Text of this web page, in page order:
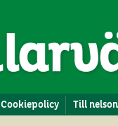
Cookiepolicy Till